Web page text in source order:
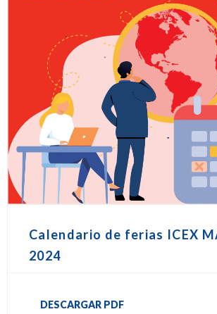
Calendario de ferias ICEX
2024
DESCARGAR PDF